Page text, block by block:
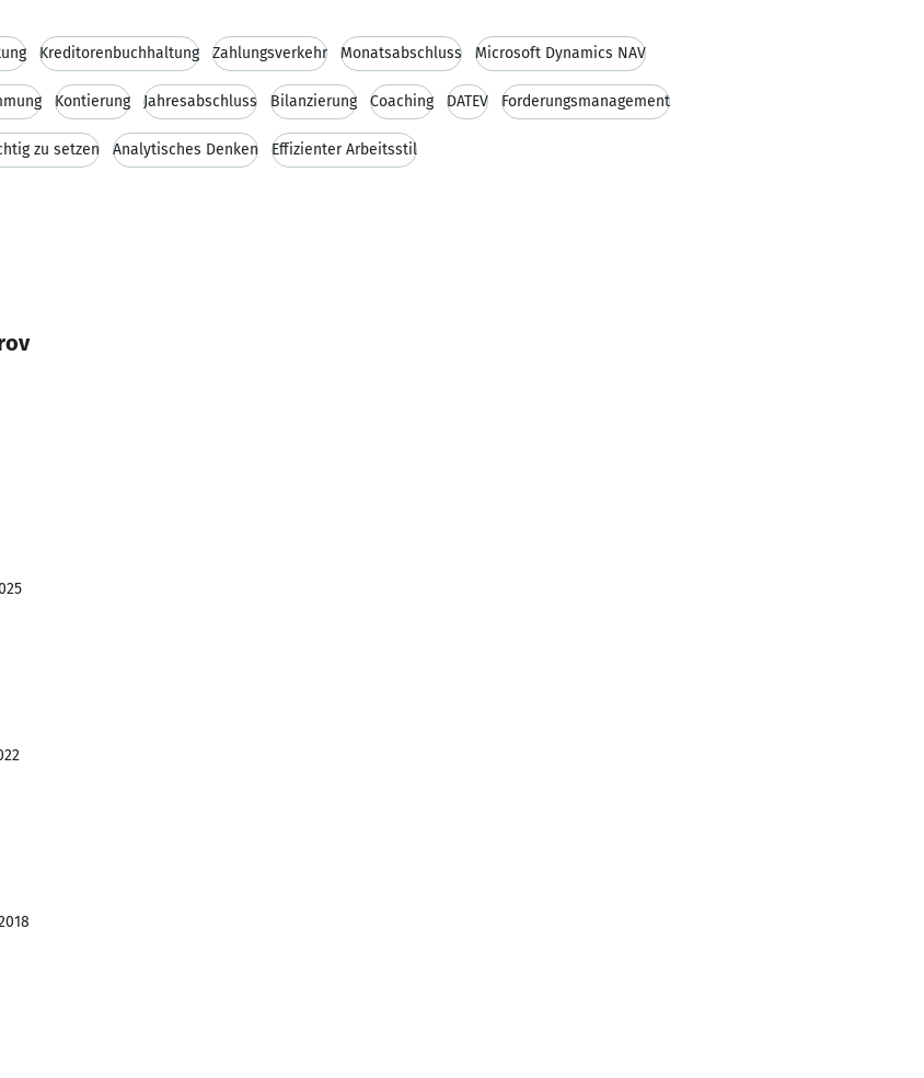
Kreditorenbuchhaltung Zahlungsverkehr Monatsabschluss Microsoft Dynamics NAV
Kontierung Jahresabschluss Bilanzierung Coaching DATEV Forderungsmanagement
zu setzen Analytisches Denken Effizienter Arbeitsstil